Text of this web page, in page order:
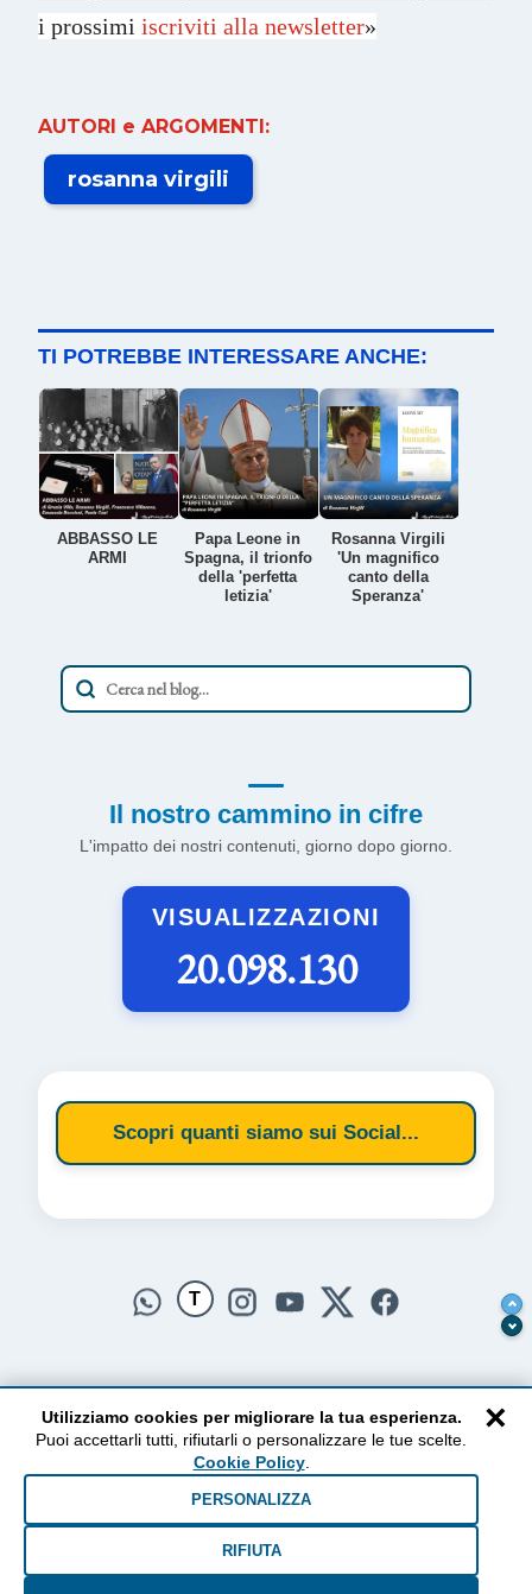
i prossimi iscriviti alla newsletter»
AUTORI e ARGOMENTI:
rosanna virgili
TI POTREBBE INTERESSARE ANCHE:
ABBASSO LE
ARMI
Papa Leone in
Spagna, il trionfo
della 'perfetta
letizia'
Rosanna Virgili
'Un magnifico
canto della
Speranza'
Il nostro cammino in cifre
L'impatto dei nostri contenuti, giorno dopo giorno.
VISUALIZZAZIONI
20.098.130
Scopri quanti siamo sui Social...
T
AlzogliOcchiversoilCielo
Dal 2010 ad oggi • Testi e pensieri tra terra e cielo
×
Utilizziamo cookies per migliorare la tua esperienza.
Puoi accettarli tutti, rifiutarli o personalizzare le tue scelte.
Cookie Policy.
PERSONALIZZA
RIFIUTA